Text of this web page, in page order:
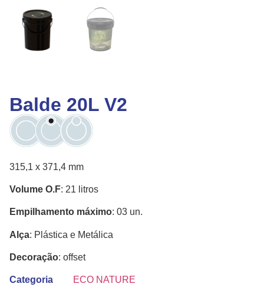
Balde 20L V2
315,1 x 371,4 mm
Volume O.F: 21 litros
Empilhamento máximo: 03 un.
Alça: Plástica e Metálica
Decoração: offset
Categoria ECO NATURE